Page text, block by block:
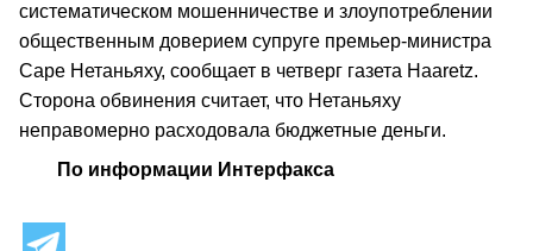
систематическом мошенничестве и злоупотреблении
общественным доверием супруге премьер-министра
Саре Нетаньяху, сообщает в четверг газета Haaretz.
Сторона обвинения считает, что Нетаньяху
неправомерно расходовала бюджетные деньги.
По информации Интерфакса